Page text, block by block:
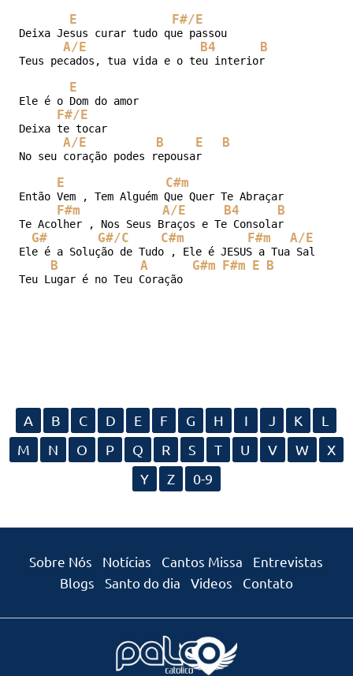
E F#/E
Deixa Jesus curar tudo que passou
A/E B4 B
Teus pecados, tua vida e o teu interior
E
Ele é o Dom do amor
F#/E
Deixa te tocar
A/E B E B
No seu coração podes repousar
E C#m
Então Vem , Tem Alguém Que Quer Te Abraçar
F#m A/E B4 B
Te Acolher , Nos Seus Braços e Te Consolar
G# G#/C C#m F#m A/E
Ele é a Solução de Tudo , Ele é JESUS a Tua Salvação
B A G#m F#m E B
Teu Lugar é no Teu Coração
A B C D E F G H I J K
L
M
N O P Q R S T U V W
X
Y
Z 0-9
Sobre Nós Notícias Cantos Missa
Entrevistas
Blogs
Santo do dia Videos Contato